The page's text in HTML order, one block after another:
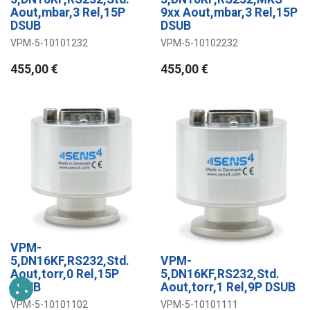
Aout,mbar,3 Rel,15P
DSUB
VPM-5-10101232
455,00 €
9xx Aout,mbar,3 Rel,15P
DSUB
VPM-5-10102232
455,00€
VPM-
5,DN16KF,RS232,Std.
Aout,torr,0 Rel,15P
DSUB
VPM-5-10101102
VPM-
5,DN16KF,RS232,Std.
Aout,torr,1 Rel,9P DSUB
VPM-5-10101111